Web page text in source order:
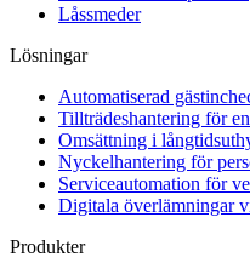
Låssmeder
Lösningar
Automatiserad
Tillträdeshantering för
Omsättning i
Nyckelhantering för
Serviceautomation för
Digitala överlämningar
Produkter